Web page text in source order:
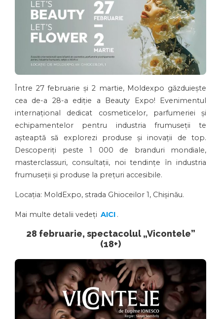
Între 27 februarie și 2 martie, Moldexpo găzduiește
cea de-a 28-a ediție a Beauty Expo! Evenimentul
internațional dedicat cosmeticelor, parfumeriei și
echipamentelor pentru industria frumuseții te
așteaptă să explorezi produse și inovații de top.
Descoperiți peste 1 000 de branduri mondiale,
masterclassuri, consultații, noi tendințe în industria
frumuseții și produse la prețuri accesibile.
Locația: MoldExpo, strada Ghioceilor 1, Chișinău.
Mai multe detalii vedeți AICI .
28 februarie, spectacolul „Vicontele”
(18+)